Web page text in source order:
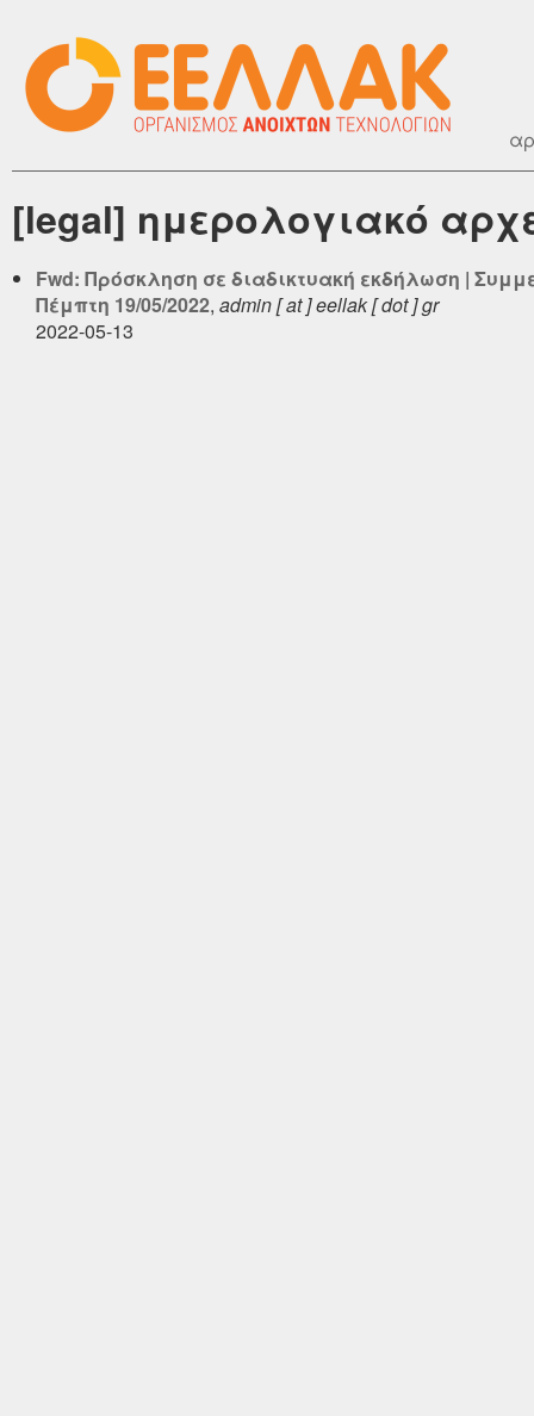
[legal] ημερολογιακό
Fwd: Πρόσκληση σε διαδικτυακή εκδήλωση |
Πέμπτη 19/05/2022, admin [ at ] eellak [ dot ] gr
2022-05-13